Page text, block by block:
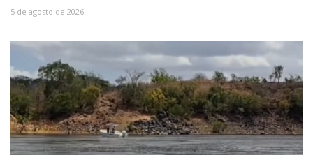
5 de agosto de 2026